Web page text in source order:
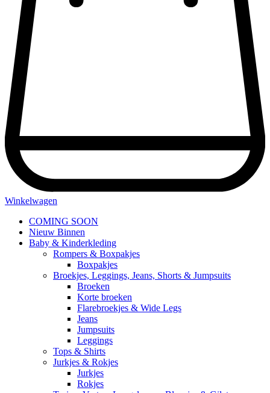
Winkelwagen
COMING SOON
Nieuw Binnen
Baby & Kinderkleding
Rompers & Boxpakjes
Boxpakjes
Broekjes, Leggings, Jeans, Shorts & Jumpsuits
Broeken
Korte broeken
Flarebroekjes & Wide Legs
Jeans
Jumpsuits
Leggings
Tops & Shirts
Jurkjes & Rokjes
Jurkjes
Rokjes